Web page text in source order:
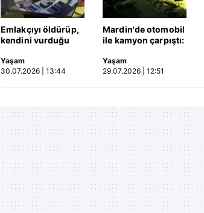
Emlakçıyı öldürüp,
kendini vurduğu
ortaya çıktı | Video
Yaşam
30.07.2026 | 13:44
Mardin'de otomobil
ile kamyon çarpıştı:
hayatını kaybetti!
Kaza anı kamerada
Yaşam
29.07.2026 | 12:51